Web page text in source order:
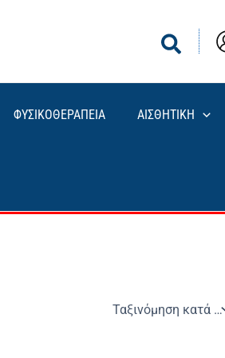
ΦΥΣΙΚΟΘΕΡΑΠΕΙΑ ΑΙΣΘΗΤΙΚΗ